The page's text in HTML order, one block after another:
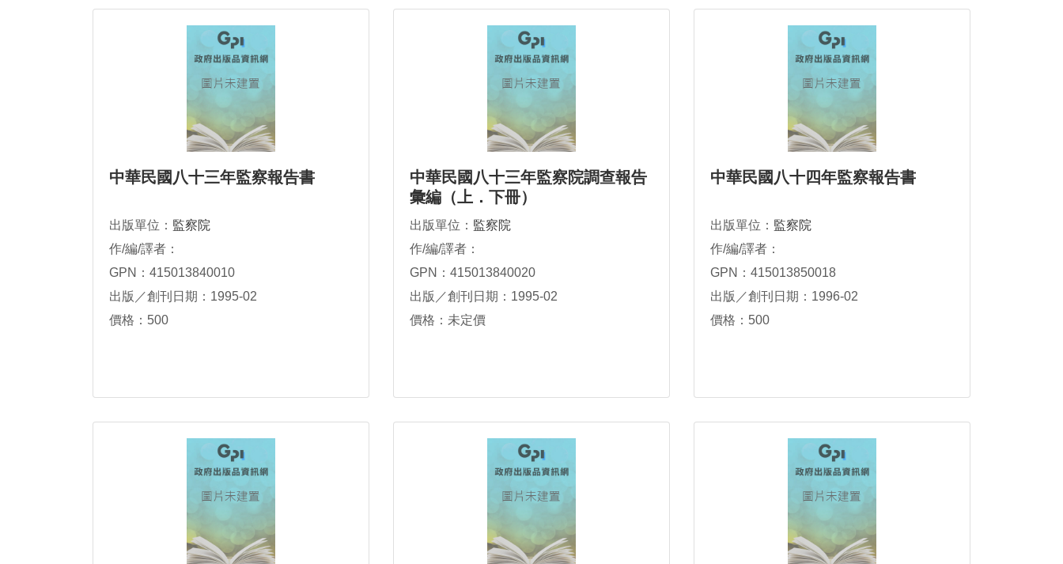
中華民國八十三年監察報告書
出版單位： 監察院
作/編/譯者：
GPN：415013840010
出版／創刊日期：1995-02
價格：500
中華民國八十三年監察院調查報告
彙編（上．下冊）
出版單位： 監察院
作/編/譯者：
GPN：415013840020
出版／創刊日期：1995-02
價格：未定價
中華民國八十四年監察報告書
出版單位： 監察院
作/編/譯者：
GPN：415013850018
出版／創刊日期：1996-02
價格：500